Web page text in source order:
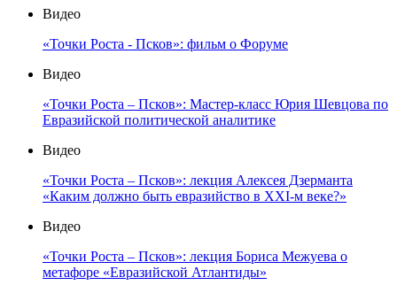
Видео
«Точки Роста - Псков»: фильм о Форуме
Видео
«Точки Роста – Псков»: Мастер-класс Юрия Шевцова по
Евразийской политической аналитике
Видео
«Точки Роста – Псков»: лекция Алексея Дзерманта
«Каким должно быть евразийство в XXI-м веке?»
Видео
«Точки Роста – Псков»: лекция Бориса Межуева о
метафоре «Евразийской Атлантиды»